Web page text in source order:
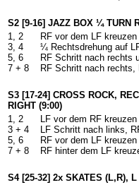
S2 [9-16] JAZZ BOX ¼ TURN
1, 2
3, 4
5, 6
7 + 8
RF vor dem LF
¼ Rechtsdrehung auf
RF Schritt nach rechts
RF Schritt nach
S3 [17-24] CROSS ROCK,
RIGHT (9:00)
1, 2
3 + 4
5, 6
7 + 8
LF vor dem RF
LF Schritt nach links,
RF vor dem LF
RF hinter dem LF
S4 [25-32] 2x SKATES (L,R),